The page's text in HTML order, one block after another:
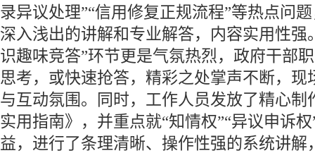
录异议处理”“信用修复正规流程”等热点问
深入浅出的讲解和专业解答，内容实用性强
识趣味竞答”环节更是气氛热烈，政府干部
思考，或快速抢答，精彩之处掌声不断，现
与互动氛围。同时，工作人员发放了精心制
实用指南》，并重点就“知情权”“异议申诉
益，进行了条理清晰、操作性强的系统讲解